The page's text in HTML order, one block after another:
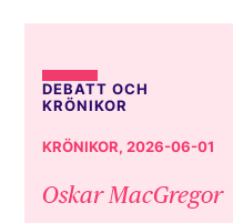
DEBATT OCH
KRÖNIKOR
KRÖNIKOR, 2026-06-01
Oskar MacGregor